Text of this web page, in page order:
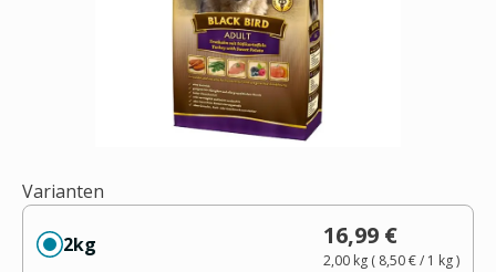
Varianten
2kg 16,99 €
2,00 kg( 8,50 €/ 1 kg)